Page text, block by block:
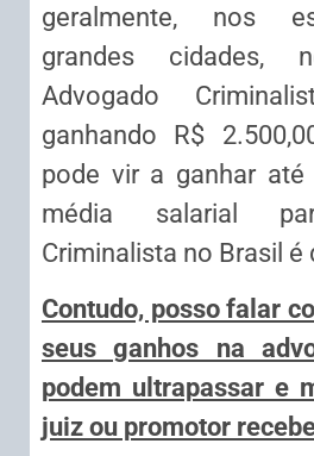
geralmente, nos
grandes cidades,
Advogado
ganhando R$
pode vir a ganhar até
média salarial
Criminalista no Brasil é
Contudo, posso falar
seus ganhos na
podem ultrapassar e
juiz ou promotor